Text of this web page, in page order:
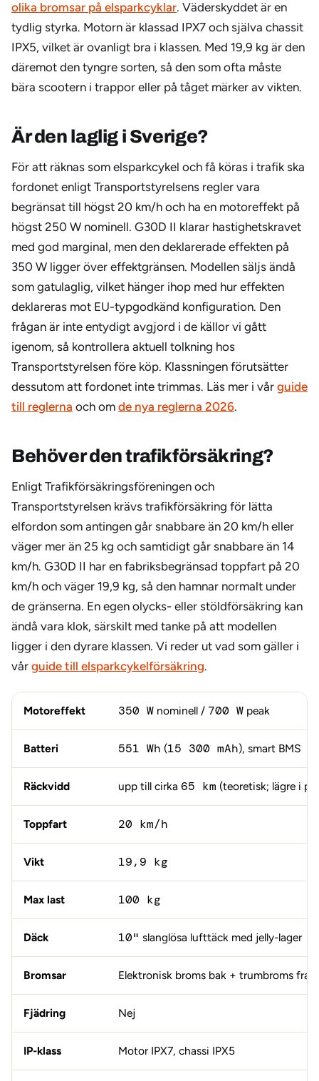
olika bromsar på elsparkcyklar. Väderskyddet är en
tydlig styrka. Motorn är klassad IPX7 och själva chassit
IPX5, vilket är ovanligt bra i klassen. Med 19,9 kg är den
däremot den tyngre sorten, så den som ofta måste
bära scootern i trappor eller på tåget märker av vikten.
Är den laglig i Sverige?
För att räknas som elsparkcykel och få köras i trafik ska
fordonet enligt Transportstyrelsens regler vara
begränsat till högst 20 km/h och ha en motoreffekt på
högst 250 W nominell. G30D II klarar hastighetskravet
med god marginal, men den deklarerade effekten på
350 W ligger över effektgränsen. Modellen säljs ändå
som gatulaglig, vilket hänger ihop med hur effekten
deklareras mot EU-typgodkänd konfiguration. Den
frågan är inte entydigt avgjord i de källor vi gått
igenom, så kontrollera aktuell tolkning hos
Transportstyrelsen före köp. Klassningen förutsätter
dessutom att fordonet inte trimmas. Läs mer i vår guide
till reglerna och om de nya reglerna 2026.
Behöver den trafikförsäkring?
Enligt Trafikförsäkringsföreningen och
Transportstyrelsen krävs trafikförsäkring för lätta
elfordon som antingen går snabbare än 20 km/h eller
väger mer än 25 kg och samtidigt går snabbare än 14
km/h. G30D II har en fabriksbegränsad toppfart på 20
km/h och väger 19,9 kg, så den hamnar normalt under
de gränserna. En egen olycks- eller stöldförsäkring kan
ändå vara klok, särskilt med tanke på att modellen
ligger i den dyrare klassen. Vi reder ut vad som gäller i
vår guide till elsparkcykelförsäkring.
Motoreffekt 350 W nominell / 700 W peak
Batteri 551 Wh (15 300 mAh), smart BMS
Räckvidd upp till cirka 65 km (teoretisk; lägre i
Toppfart 20 km/h
Vikt 19,9 kg
Max last 100 kg
Däck 10" slanglösa lufttäck med jelly-lager
Bromsar Elektronisk broms bak + trumbroms fram
Fjädring Nej
IP-klass Motor IPX7, chassi IPX5